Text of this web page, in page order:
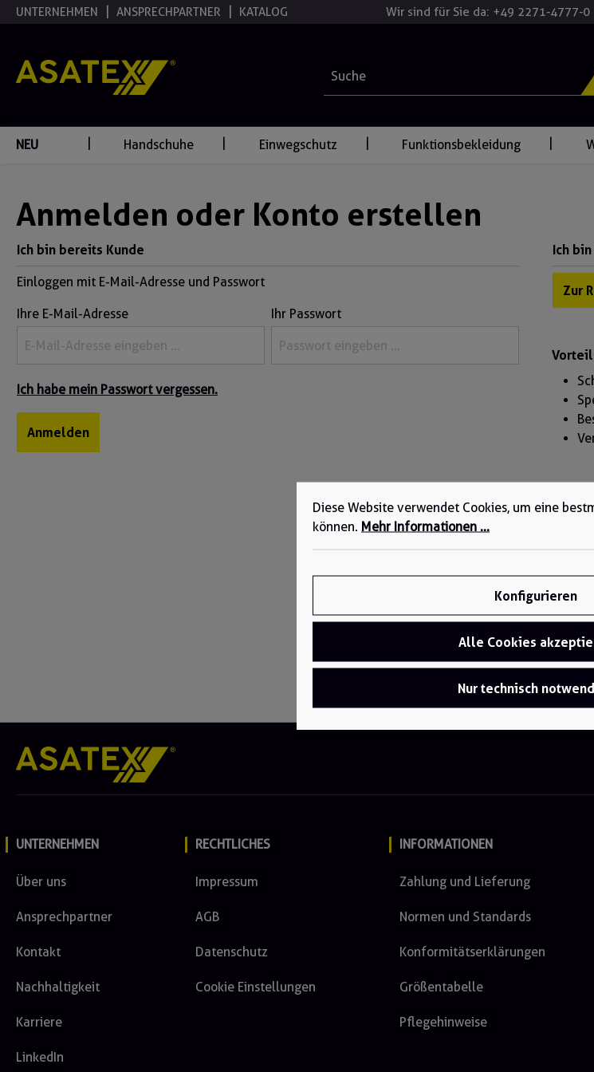
Zur Hauptnavigation springen
UNTERNEHMEN ANSPRECHPARTNER KATALOG Wir sind für Sie da: +49 2271-4777-0
NEU Handschuhe Einwegschutz Funktionsbekleidung
Anmelden oder Konto erstellen
Ich bin bereits Kunde
Einloggen mit E-Mail-Adresse und Passwort
Ihre E-Mail-Adresse Ihr Passwort
Ich habe mein Passwort vergessen.
Anmelden
Ich
Zur
UNTERNEHMEN
Über uns
Ansprechpartner
Kontakt
Nachhaltigkeit
Karriere
LinkedIn
RECHTLICHES
Impressum
AGB
Datenschutz
Cookie Einstellungen
INFORMATIONEN
Zahlung und Lieferung
Normen und Standards
Konformitätserklärungen
Größentabelle
Pflegehinweise
Diese Website verwendet Cookies, um eine
können. Mehr Informationen ...
Konfigurieren
Alle Cookies
Nur technisch